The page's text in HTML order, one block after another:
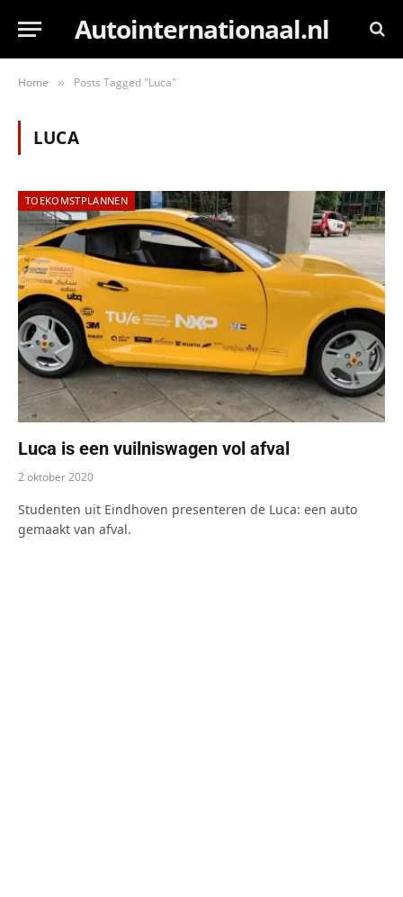
Autointernationaal.nl
Home » Posts Tagged "Luca"
LUCA
TOEKOMSTPLANNEN
Luca is een vuilniswagen vol afval
2 oktober 2020
Studenten uit Eindhoven presenteren de Luca: een auto
gemaakt van afval.